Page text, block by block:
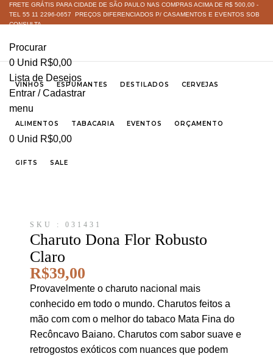
FRETE GRÁTIS PARA CIDADE DE SÃO PAULO NAS COMPRAS ACIMA DE R$ 500,00 -
TEL 55 11 2296-0657 PREÇOS DIFERENCIADOS P/ CASAMENTOS E EVENTOS SOB
CONSULTA
Procurar
0Unid R$0,00
Lista de Desejos
Entrar / Cadastrar
menu
0 Unid R$0,00
VINHOS ESPUMANTES DESTILADOS CERVEJAS
ALIMENTOS TABACARIA EVENTOS ORÇAMENTO
GIFTS SALE
SKU : 031431
Charuto Dona Flor Robusto
Claro
R$39,00
Provavelmente o charuto nacional mais
conhecido em todo o mundo. Charutos feitos a
mão com com o melhor do tabaco Mata Fina do
Recôncavo Baiano. Charutos com sabor suave e
retrogostos exóticos com nuances que podem